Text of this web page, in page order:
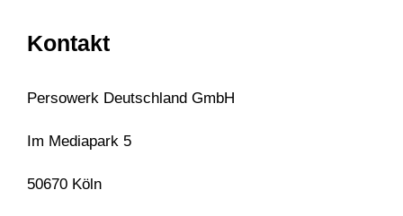
Kontakt
Persowerk Deutschland GmbH
Im Mediapark 5
50670 Köln